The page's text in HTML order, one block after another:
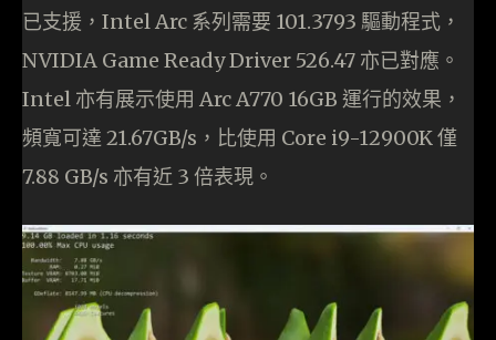
已支援，Intel Arc 系列需要 101.3793 驅動程式，
NVIDIA Game Ready Driver 526.47 亦已對應。
Intel 亦有展示使用 Arc A770 16GB 運行的效果，
頻寬可達 21.67GB/s，比使用 Core i9-12900K 僅
7.88 GB/s 亦有近 3 倍表現。